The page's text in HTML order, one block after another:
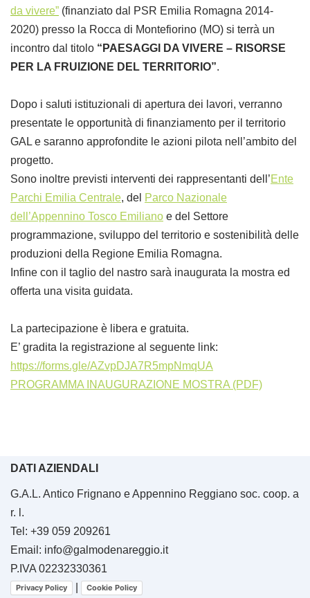
da vivere” (finanziato dal PSR Emilia Romagna 2014-
2020) presso la Rocca di Montefiorino (MO) si terrà un
incontro dal titolo “PAESAGGI DA VIVERE – RISORSE
PER LA FRUIZIONE DEL TERRITORIO”.
Dopo i saluti istituzionali di apertura dei lavori, verranno
presentate le opportunità di finanziamento per il territorio
GAL e saranno approfondite le azioni pilota nell’ambito del
progetto.
Sono inoltre previsti interventi dei rappresentanti dell’Ente
Parchi Emilia Centrale, del Parco Nazionale
dell’Appennino Tosco Emiliano e del Settore
programmazione, sviluppo del territorio e sostenibilità delle
produzioni della Regione Emilia Romagna.
Infine con il taglio del nastro sarà inaugurata la mostra ed
offerta una visita guidata.
La partecipazione è libera e gratuita.
E’ gradita la registrazione al seguente link:
https://forms.gle/AZvpDJA7R5mpNmqUA
PROGRAMMA INAUGURAZIONE MOSTRA (PDF)
DATI AZIENDALI
G.A.L. Antico Frignano e Appennino Reggiano soc. coop. a
r. l.
Tel: +39 059 209261
Email: info@galmodenareggio.it
P.IVA 02232330361
Privacy Policy Cookie Policy